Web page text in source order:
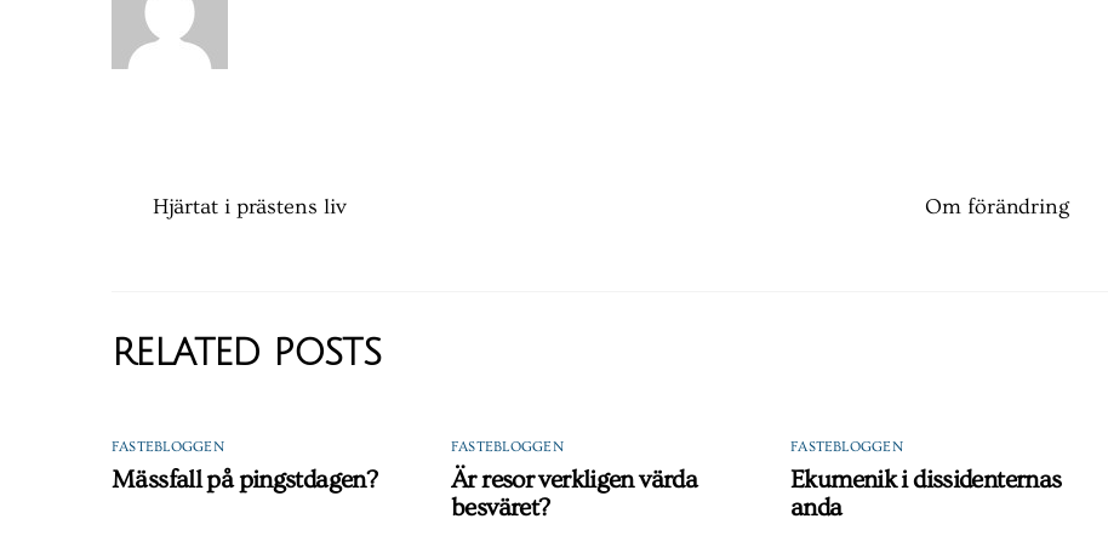
Hjärtat i prästens liv Om förändring
RELATED POSTS
FASTEBLOGGEN
Mässfall på pingstdagen?
FASTEBLOGGEN
Är resor verkligen värda
besväret?
FASTEBLOGGEN
Ekumenik i dissidenternas
anda